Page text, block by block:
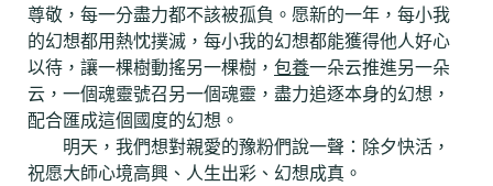
尊敬，每一分盡力都不該被孤負。愿新的一年，每小我
的幻想都用熱忱撲滅，每小我的幻想都能獲得他人好心
以待，讓一棵樹動搖另一棵樹， 包養一朵云推進另一朵
云，一個魂靈號召另一個魂靈，盡力追逐本身的幻想，
配合匯成這個國度的幻想。
明天，我們想對親愛的豫粉們說一聲：除夕快活，
祝愿大師心境高興、人生出彩、幻想成真。